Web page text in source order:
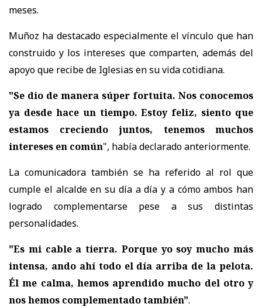
meses.
Muñoz ha destacado especialmente el vínculo que han
construido y los intereses que comparten, además del
apoyo que recibe de Iglesias en su vida cotidiana.
"Se dio de manera súper fortuita. Nos conocemos
ya desde hace un tiempo. Estoy feliz, siento que
estamos creciendo juntos, tenemos muchos
intereses en común", había declarado anteriormente.
La comunicadora también se ha referido al rol que
cumple el alcalde en su día a día y a cómo ambos han
logrado complementarse pese a sus distintas
personalidades.
"Es mi cable a tierra. Porque yo soy mucho más
intensa, ando ahí todo el día arriba de la pelota.
Él me calma, hemos aprendido mucho del otro y
nos hemos complementado también".